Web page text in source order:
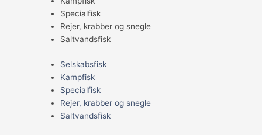
Specialfisk
Rejer, krabber og snegle
Saltvandsfisk
Selskabsfisk
Kampfisk
Specialfisk
Rejer, krabber og snegle
Saltvandsfisk